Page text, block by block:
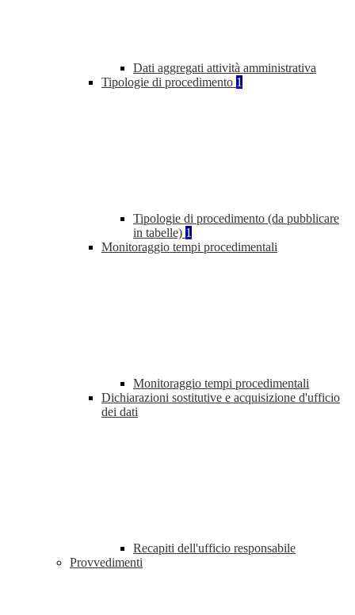
Dati aggregati attività amministrativa
Tipologie di procedimento 1
Tipologie di procedimento (da pubblicare
in tabelle) 1
Monitoraggio tempi procedimentali
Monitoraggio tempi procedimentali
Dichiarazioni sostitutive e acquisizione d'ufficio
dei dati
Recapiti dell'ufficio responsabile
Provvedimenti